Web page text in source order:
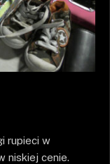
rupieci w
niskiej cenie.